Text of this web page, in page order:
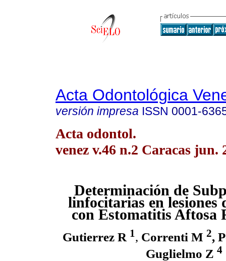
Acta Odontológica
versión impresa ISSN 0001-
Acta odontol.
venez v.46 n.2 Caracas jun.
Determinación de
linfocitarias en lesiones
con Estomatitis Aftosa
Gutierrez R 1, Correnti M 2,
Guglielmo Z 4